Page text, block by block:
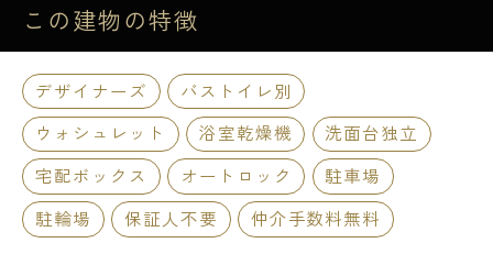
この建物の特徴
デザイナーズ
バストイレ別
ウォシュレット
浴室乾燥機
洗面台独立
宅配ボックス
オートロック
駐車場
駐輪場
保証人不要 仲介手数料無料